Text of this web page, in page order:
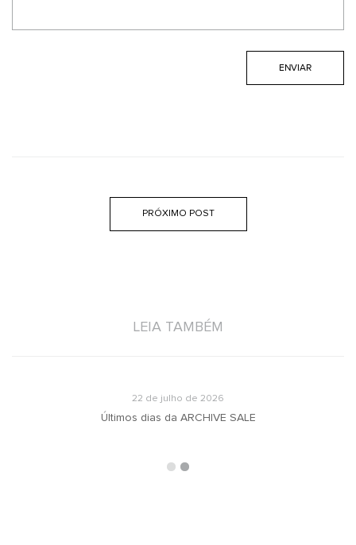
PRÓXIMO POST
LEIA TAMBÉM
22 de julho de 2026
Últimos dias da ARCHIVE SALE